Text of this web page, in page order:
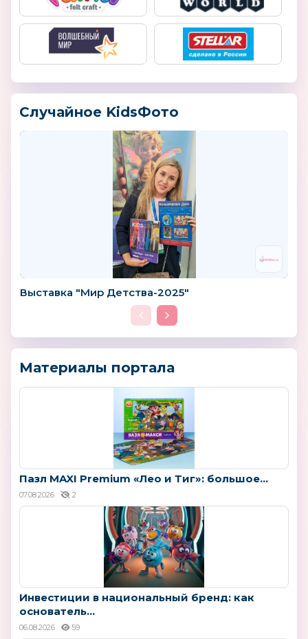
Случайное KidsФото
Выставка "Мир Детства-2025"
Материалы портала
Пазл MAXI Premium «Лео и Тиг»: большое...
07.08.2026 2
Инвестиции в национальный бренд: как
основатель...
06.08.2026 59